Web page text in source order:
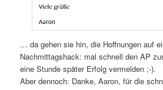
… da gehen sie hin, die Hoffnungen auf
Nachmittagshack: mal schnell den AP
eine Stunde später Erfolg vermelden ;-).
Aber dennoch: Danke, Aaron, für die